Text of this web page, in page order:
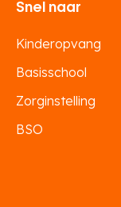
Snel naar
Kinderopvang
Basisschool
Zorginstelling
BSO